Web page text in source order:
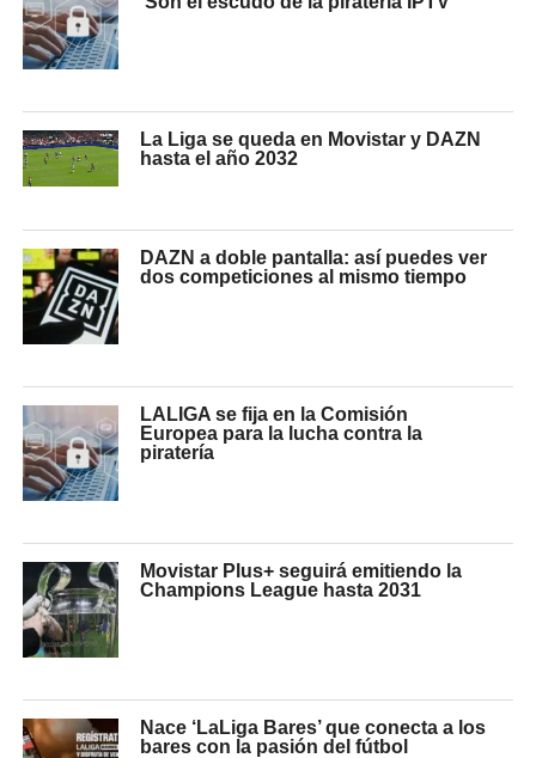
La Liga se queda en Movistar y DAZN
hasta el año 2032
DAZN a doble pantalla: así puedes ver
dos competiciones al mismo tiempo
LALIGA se fija en la Comisión
Europea para la lucha contra la
piratería
Movistar Plus+ seguirá emitiendo la
Champions League hasta 2031
Nace ‘LaLiga Bares’ que conecta a los
bares con la pasión del fútbol